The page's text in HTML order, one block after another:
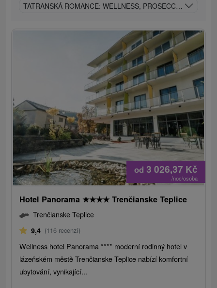
TATRANSKÁ ROMANCE: WELLNESS, PROSECCO A 60-
od 3 026,37 Kč
/noc/osoba
Hotel Panorama ★★★★ Trenčianske Teplice
Trenčianske Teplice
9,4 (116 recenzí)
Wellness hotel Panorama **** moderní rodinný hotel v
lázeňském městě Trenčianske Teplice nabízí komfortní
ubytování, vynikající...